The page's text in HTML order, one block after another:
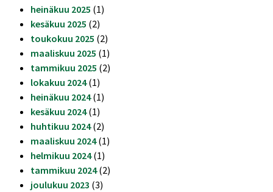
heinäkuu 2025 (1)
kesäkuu 2025 (2)
toukokuu 2025 (2)
maaliskuu 2025 (1)
tammikuu 2025 (2)
lokakuu 2024(1)
heinäkuu 2024(1)
kesäkuu 2024(1)
huhtikuu 2024(2)
maaliskuu 2024(1)
helmikuu 2024(1)
tammikuu 2024(2)
joulukuu 2023 (3)